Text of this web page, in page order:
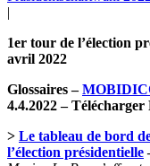
|
1er tour de l’élection
avril 2022
Glossaires –
4.4.2022 – Télécharger
> Le tableau de bord
l’élection présidentielle